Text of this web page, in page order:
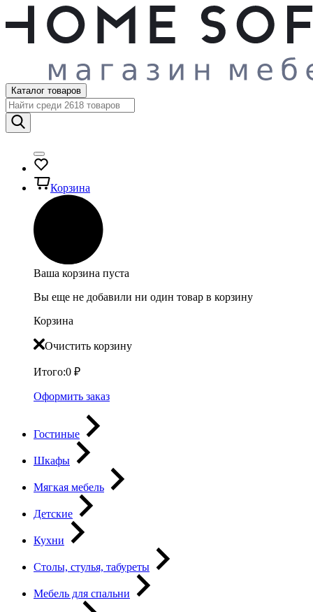
Каталог товаров
Корзина
Ваша корзина пуста
Вы еще не добавили ни один товар в корзину
Корзина
Очистить корзину
Итого:0 ₽
Оформить заказ
Гостиные
Шкафы
Мягкая мебель
Детские
Кухни
Столы, стулья, табуреты
Мебель для спальни